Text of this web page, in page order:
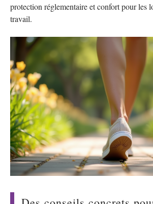
protection réglementaire et confort pour les
travail.